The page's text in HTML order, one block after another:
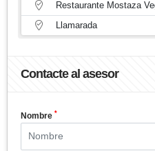
Restaurante Mostaza
Llamarada
Contacte al asesor
Nombre *